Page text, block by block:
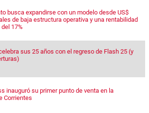
busca expandirse con un modelo desde US$
de baja estructura operativa y una rentabilidad
17%
sus 25 años con el regreso de Flash 25 (y
inauguró su primer punto de venta en la
Corrientes